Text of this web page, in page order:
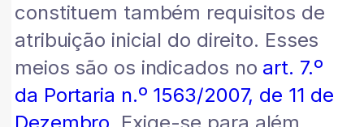
constituem também requisitos de
atribuição inicial do direito. Esses
meios são os indicados no art. 7.º
da Portaria n.º 1563/2007, de 11 de